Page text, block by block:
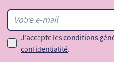
J'accepte les conditions
confidentialité.